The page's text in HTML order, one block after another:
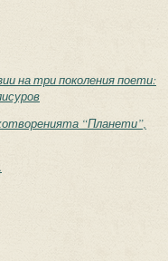
на три поколения поети:
“Планети”,